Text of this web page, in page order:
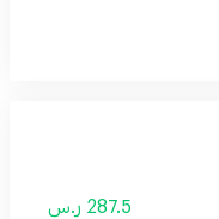
287.5 ر.س